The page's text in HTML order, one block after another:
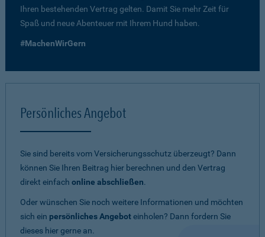
Ihren bestehenden Vertrag gelten. Damit Sie mehr Zeit für
Spaß und neue Abenteuer mit Ihrem Hund haben.
#MachenWirGern
Persönliches Angebot
Sie sind bereits vom Versicherungsschutz überzeugt? Dann
können Sie Ihren Beitrag hier berechnen und den Vertrag
direkt einfach online abschließen.
Oder wünschen Sie noch weitere Informationen und möchten
sich ein persönliches Angeboteinholen? Dann fordern Sie
dieses hier gerne an.